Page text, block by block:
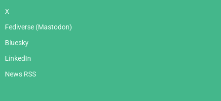
X
Fediverse (Mastodon)
Bluesky
LinkedIn
News RSS